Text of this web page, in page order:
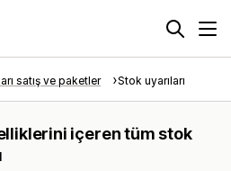
satış ve paketler Stok uyarıları
içeren tüm stok